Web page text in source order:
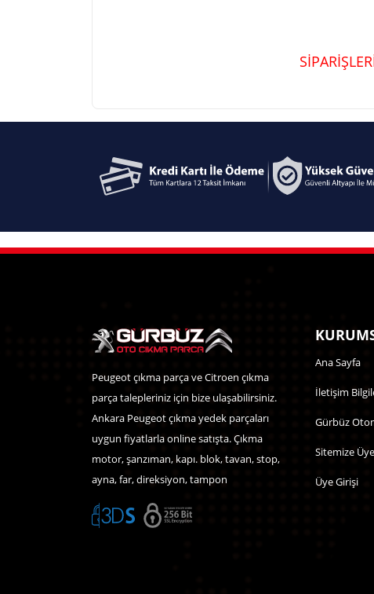
Peugeot çıkma parça ve Citroen çıkma
parça talepleriniz için bize ulaşabilirsiniz.
Ankara Peugeot çıkma yedek parçaları
uygun fiyatlarla online satışta. Çıkma
motor, şanzıman, kapı. blok, tavan, stop,
ayna, far, direksiyon, tampon
Ana Sayfa
İletişim
Gürbüz
Sitemize
Üye Girişi